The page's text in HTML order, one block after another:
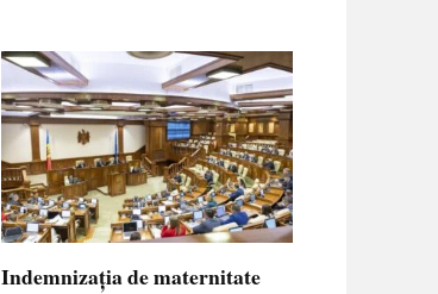
Indemnizația de maternitate